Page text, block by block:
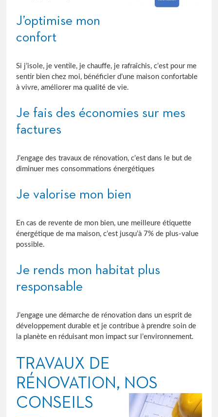
J’optimise mon
confort
Si j’isole, je ventile, je chauffe, je rafraîchis, c’est pour me
sentir bien chez moi, bénéficier d’une maison confortable
à vivre, améliorer ma qualité de vie.
Je fais des économies sur mes
factures
J’engage des travaux de rénovation, c’est dans le but de
diminuer mes consommations énergétiques
Je valorise mon bien
En cas de revente de mon bien, une meilleure étiquette
énergétique de ma maison, c’est jusqu’à 7% de plus-value
possible.
Je rends mon habitat plus
responsable
J’engage une démarche de rénovation dans un esprit de
développement durable et je contribue à prendre soin de
la planète en réduisant mon impact sur l’environnement.
TRAVAUX DE
RÉNOVATION, NOS
CONSEILS